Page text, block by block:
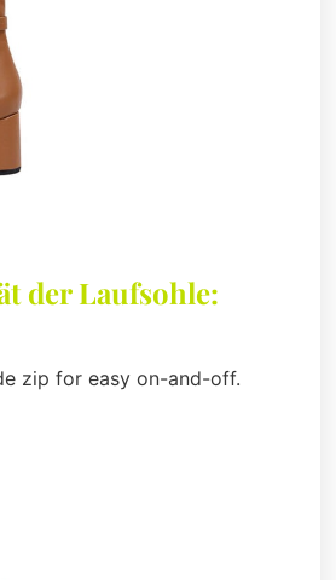
der Laufsohle:
zip for easy on-and-off.